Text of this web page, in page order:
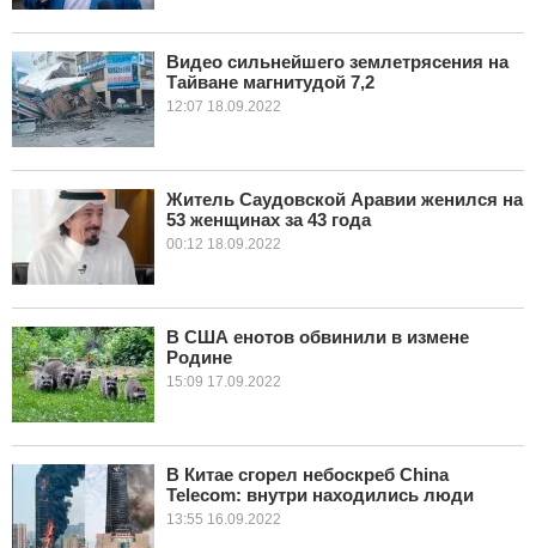
Видео сильнейшего землетрясения на
Тайване магнитудой 7,2
12:07 18.09.2022
Житель Саудовской Аравии женился на
53 женщинах за 43 года
00:12 18.09.2022
В США енотов обвинили в измене
Родине
15:09 17.09.2022
В Китае сгорел небоскреб China
Telecom: внутри находились люди
13:55 16.09.2022